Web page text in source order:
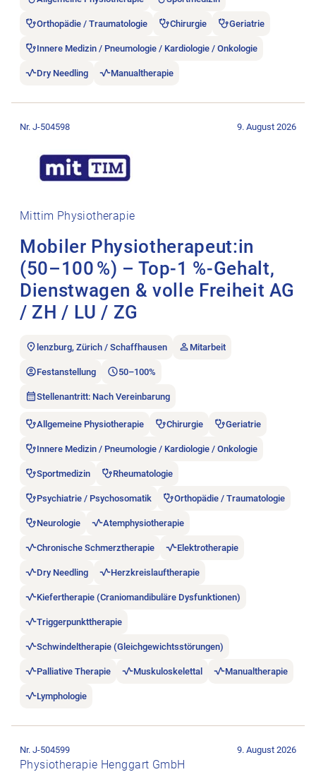
Orthopädie / Traumatologie Chirurgie Geriatrie
Innere Medizin / Pneumologie / Kardiologie / Onkologie
Dry Needling Manualtherapie
Mittim Physiotherapie
Mobiler Physiotherapeut:in
(50–100 %) – Top-1 %-Gehalt,
Dienstwagen & volle Freiheit AG
/ ZH / LU / ZG
Nr. J-504598 9. August 2026
lenzburg, Zürich / Schaffhausen Mitarbeit
Festanstellung 50–100%
Stellenantritt: Nach Vereinbarung
Allgemeine Physiotherapie Chirurgie Geriatrie
Innere Medizin / Pneumologie / Kardiologie / Onkologie
Sportmedizin Rheumatologie
Psychiatrie / Psychosomatik Orthopädie / Traumatologie
Neurologie Atemphysiotherapie
Chronische Schmerztherapie Elektrotherapie
Dry Needling Herzkreislauftherapie
Kiefertherapie (Craniomandibuläre Dysfunktionen)
Triggerpunkttherapie
Schwindeltherapie (Gleichgewichtsstörungen)
Palliative Therapie Muskuloskelettal Manualtherapie
Lymphologie
Physiotherapie Henggart GmbH
Nr. J-504599 9. August 2026